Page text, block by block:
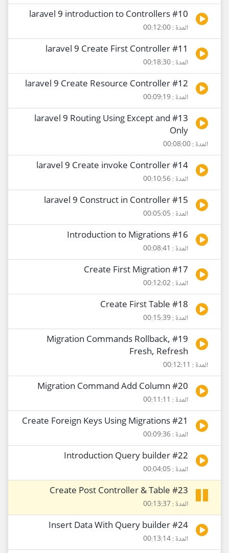
#10 laravel 9 introduction to Controllers
المدة : 00:12:00
#11 laravel 9 Create First Controller
المدة : 00:18:30
#12 laravel 9 Create Resource Controller
المدة : 00:09:19
#13 laravel 9 Routing Using Except and
Only
المدة : 00:08:00
#14 laravel 9 Create invoke Controller
المدة : 00:10:56
#15 laravel 9 Construct in Controller
المدة : 00:05:05
#16 Introduction to Migrations
المدة : 00:08:41
#17 Create First Migration
المدة : 00:12:02
#18 Create First Table
المدة : 00:15:39
#19 Migration Commands Rollback,
Fresh, Refresh
المدة : 00:12:11
#20 Migration Command Add Column
المدة : 00:11:11
#21 Create Foreign Keys Using Migrations
المدة : 00:09:36
#22 Introduction Query builder
المدة : 00:04:05
#23 Create Post Controller & Table
المدة : 00:13:37
#24 Insert Data With Query builder
المدة : 00:13:14